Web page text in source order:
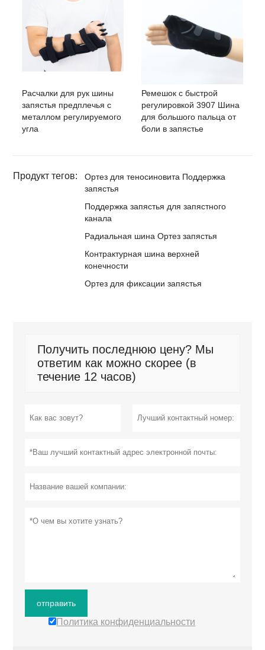
Расчалки для рук шины
запястья предплечья с
металлом регулируемого
угла
Ремешок с быстрой
регулировкой 3907 Шина
для большого пальца от
боли в запястье
Продукт тегов:
Ортез для теносиновита Поддержка
запястья
Поддержка запястья для запястного
канала
Радиальная шина Ортез запястья
Контрактурная шина верхней
конечности
Ортез для фиксации запястья
Получить последнюю цену? Мы
ответим как можно скорее (в
течение 12 часов)
отправить
Политика конфиденциальности